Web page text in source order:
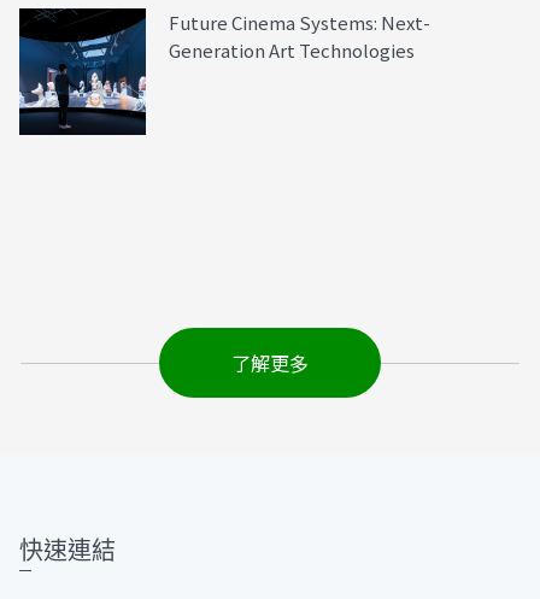
Future Cinema Systems: Next-
Generation Art Technologies
了解更多
快速連結